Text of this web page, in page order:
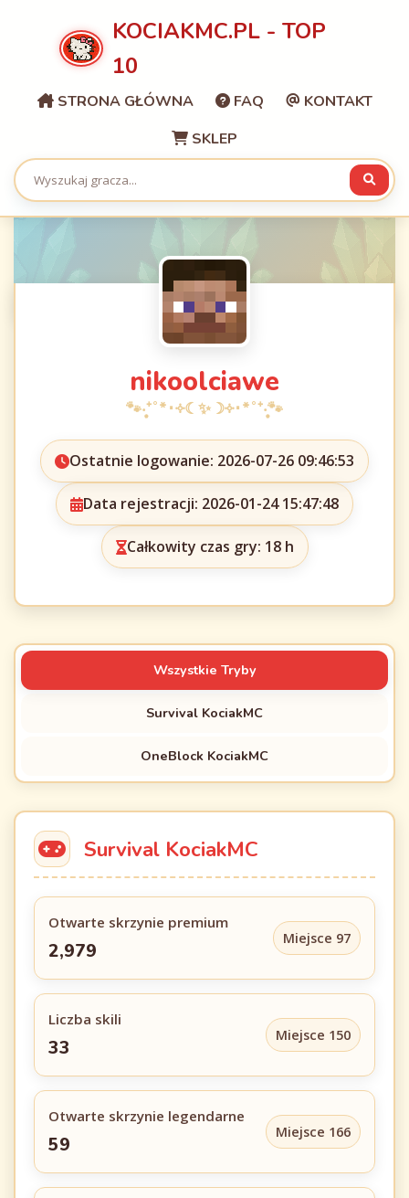
KOCIAKMC.PL - TOP
10
STRONA GŁÓWNA FAQ
KONTAKT
SKLEP
nikoolciawe
Ostatnie logowanie: 2026-07-26 09:46:53
Data rejestracji: 2026-01-24 15:47:48
Całkowity czas gry: 18 h
Wszystkie Tryby
Survival KociakMC
OneBlock KociakMC
Survival KociakMC
Otwarte skrzynie premium
2,979
Miejsce 97
Liczba skili
33
Miejsce 150
Otwarte skrzynie legendarne
59
Miejsce 166